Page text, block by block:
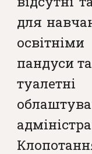
для
пандуси